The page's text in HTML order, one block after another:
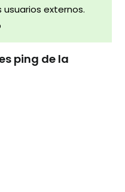
externos.
ping de la